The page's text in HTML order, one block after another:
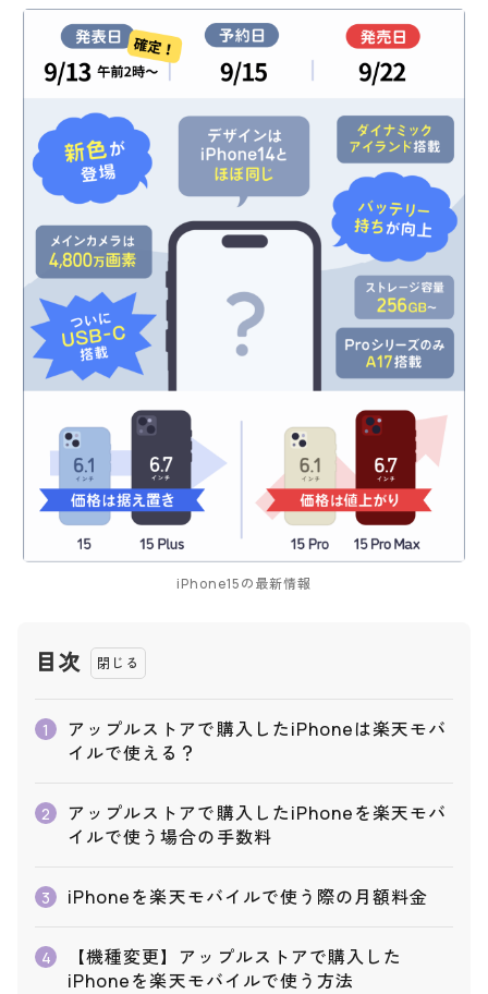
iPhone15の最新情報
目次
1
アップルストアで購入したiPhoneは楽天モバ
イルで使える？
2
アップルストアで購入したiPhoneを楽天モバ
イルで使う場合の手数料
3 iPhoneを楽天モバイルで使う際の月額料金
4
【機種変更】アップルストアで購入した
iPhoneを楽天モバイルで使う方法